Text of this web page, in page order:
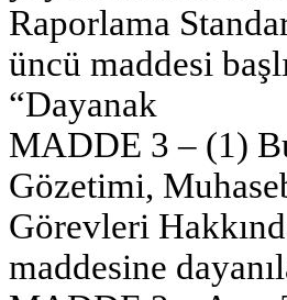
Raporlama
üncü maddesi
“Dayanak
MADDE 3 – (1)
Gözetimi,
Görevleri
maddesine